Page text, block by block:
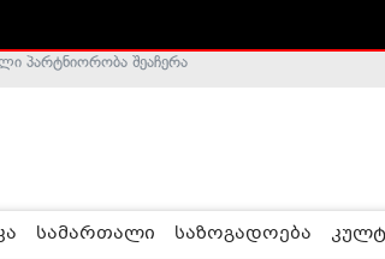
- ჰელსინკის კომისია
პარტნიორობა შეაჩერა
სამართალი საზოგადოება